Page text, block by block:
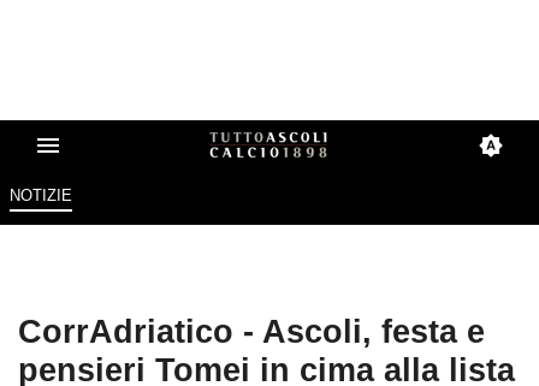
NOTIZIE
CorrAdriatico - Ascoli, festa e
pensieri Tomei in cima alla lista